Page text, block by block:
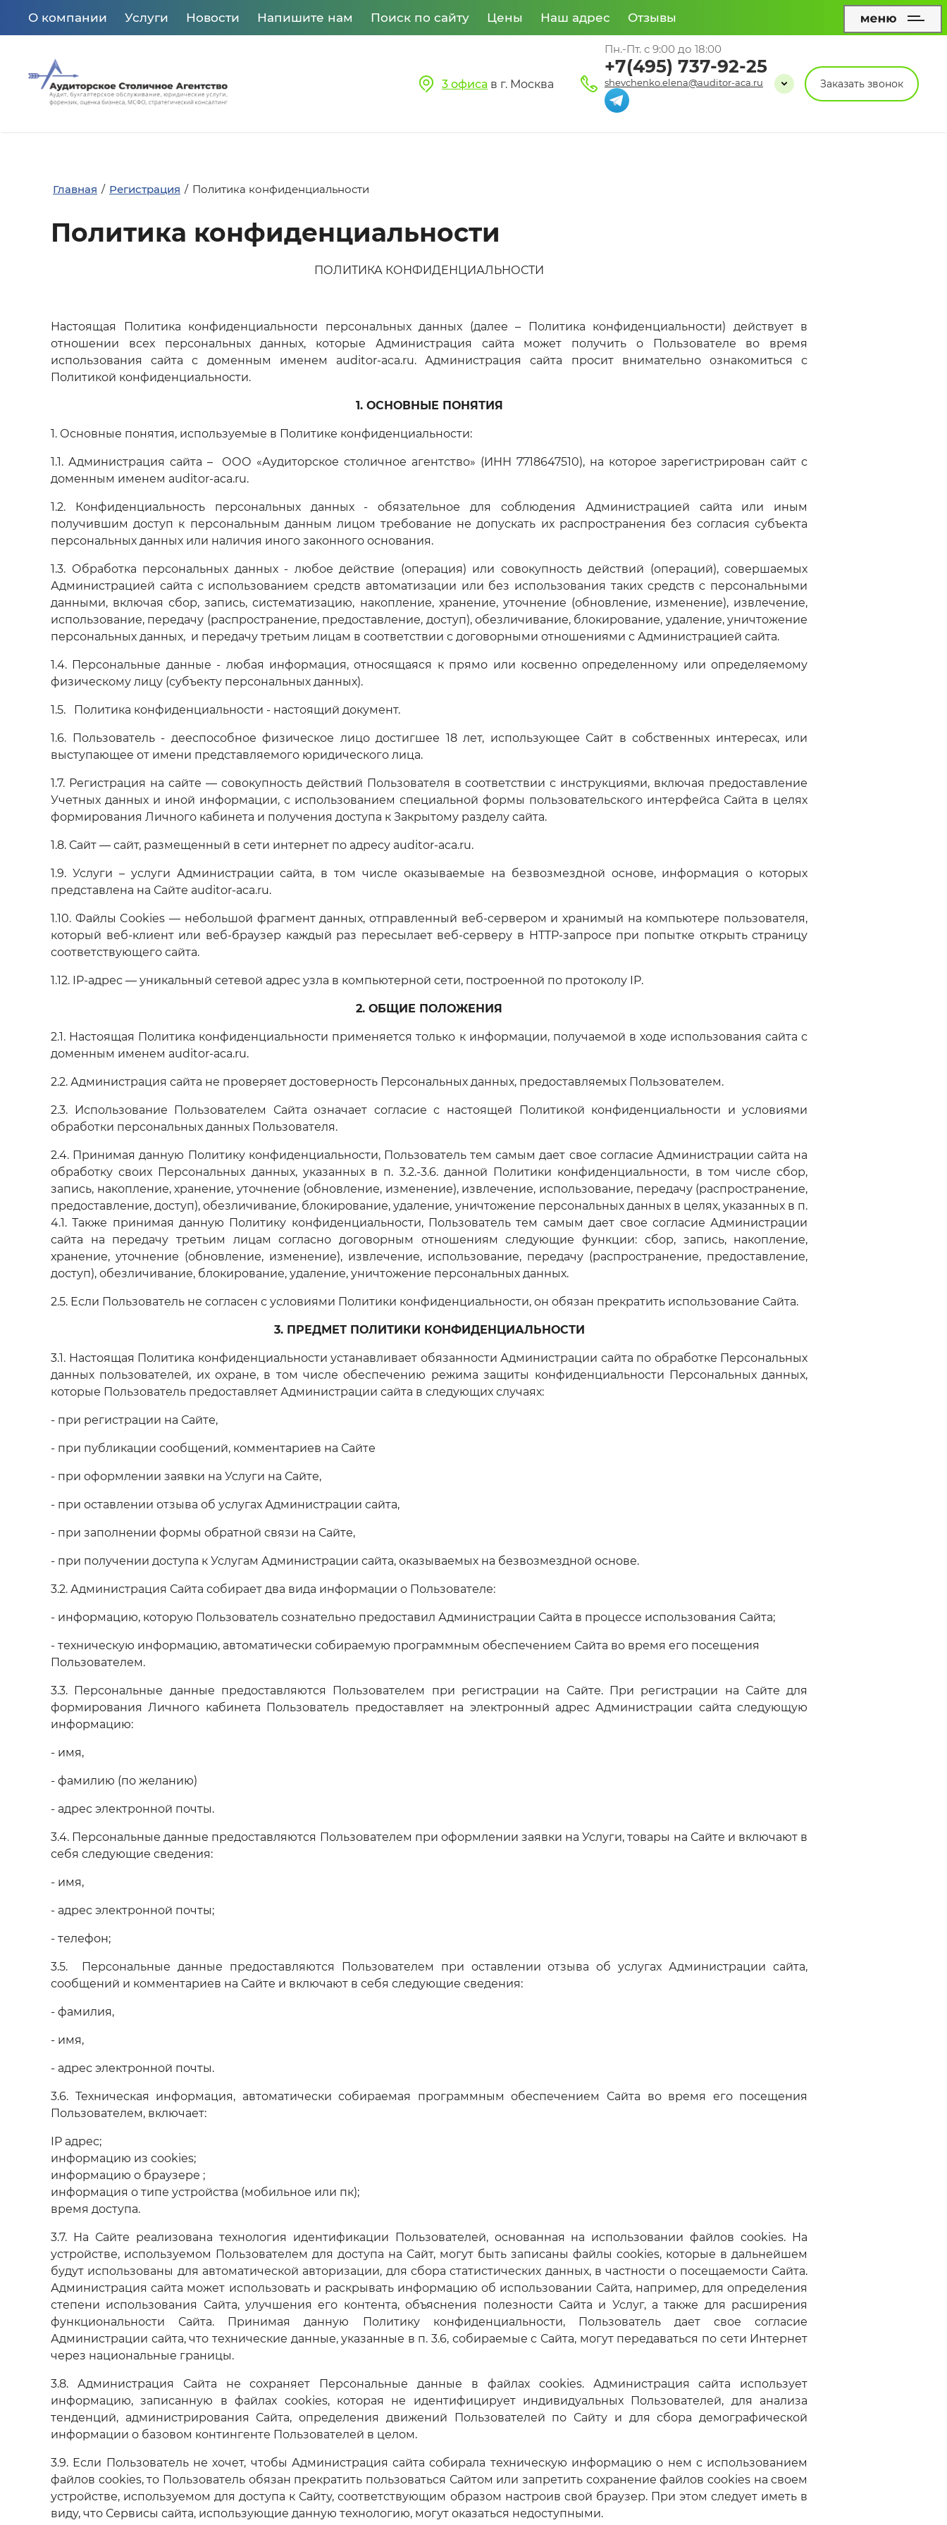
О компании Услуги Новости Напишите нам Поиск по сайту Цены Наш адрес Отзывы
3 офисав г. Москва
Пн.-Пт. с 9:00 до 18:00
+7(495) 737-92-25
shevchenko.elena@auditor-aca.ru Заказать звонок
Главная / Регистрация / Политика конфиденциальности
Политика конфиденциальности
ПОЛИТИКА КОНФИДЕНЦИАЛЬНОСТИ
Настоящая Политика конфиденциальности персональных данных (далее – Политика конфиденциальности) действует в
отношении всех персональных данных, которые Администрация сайта может получить о Пользователе во время
использования сайта с доменным именем auditor-aca.ru. Администрация сайта просит внимательно ознакомиться с
Политикой конфиденциальности.
1. ОСНОВНЫЕ ПОНЯТИЯ
1. Основные понятия, используемые в Политике конфиденциальности:
1.1. Администрация сайта – ООО «Аудиторское столичное агентство» (ИНН 7718647510), на которое зарегистрирован сайт с
доменным именем auditor-aca.ru.
1.2. Конфиденциальность персональных данных - обязательное для соблюдения Администрацией сайта или иным
получившим доступ к персональным данным лицом требование не допускать их распространения без согласия субъекта
персональных данных или наличия иного законного основания.
1.3. Обработка персональных данных - любое действие (операция) или совокупность действий (операций), совершаемых
Администрацией сайта с использованием средств автоматизации или без использования таких средств с персональными
данными, включая сбор, запись, систематизацию, накопление, хранение, уточнение (обновление, изменение), извлечение,
использование, передачу (распространение, предоставление, доступ), обезличивание, блокирование, удаление, уничтожение
персональных данных, и передачу третьим лицам в соответствии с договорными отношениями с Администрацией сайта.
1.4. Персональные данные - любая информация, относящаяся к прямо или косвенно определенному или определяемому
физическому лицу (субъекту персональных данных).
1.5. Политика конфиденциальности - настоящий документ.
1.6. Пользователь - дееспособное физическое лицо достигшее 18 лет, использующее Сайт в собственных интересах, или
выступающее от имени представляемого юридического лица.
1.7. Регистрация на сайте — совокупность действий Пользователя в соответствии с инструкциями, включая предоставление
Учетных данных и иной информации, с использованием специальной формы пользовательского интерфейса Сайта в целях
формирования Личного кабинета и получения доступа к Закрытому разделу сайта.
1.8. Сайт — сайт, размещенный в сети интернет по адресу auditor-aca.ru.
1.9. Услуги – услуги Администрации сайта, в том числе оказываемые на безвозмездной основе, информация о которых
представлена на Сайте auditor-aca.ru.
1.10. Файлы Cookies — небольшой фрагмент данных, отправленный веб-сервером и хранимый на компьютере пользователя,
который веб-клиент или веб-браузер каждый раз пересылает веб-серверу в HTTP-запросе при попытке открыть страницу
соответствующего сайта.
1.12. IP-адрес — уникальный сетевой адрес узла в компьютерной сети, построенной по протоколу IP.
2. ОБЩИЕ ПОЛОЖЕНИЯ
2.1. Настоящая Политика конфиденциальности применяется только к информации, получаемой в ходе использования сайта с
доменным именем auditor-aca.ru.
2.2. Администрация сайта не проверяет достоверность Персональных данных, предоставляемых Пользователем.
2.3. Использование Пользователем Сайта означает согласие с настоящей Политикой конфиденциальности и условиями
обработки персональных данных Пользователя.
2.4. Принимая данную Политику конфиденциальности, Пользователь тем самым дает свое согласие Администрации сайта на
обработку своих Персональных данных, указанных в п. 3.2.-3.6. данной Политики конфиденциальности, в том числе сбор,
запись, накопление, хранение, уточнение (обновление, изменение), извлечение, использование, передачу (распространение,
предоставление, доступ), обезличивание, блокирование, удаление, уничтожение персональных данных в целях, указанных в п.
4.1. Также принимая данную Политику конфиденциальности, Пользователь тем самым дает свое согласие Администрации
сайта на передачу третьим лицам согласно договорным отношениям следующие функции: сбор, запись, накопление,
хранение, уточнение (обновление, изменение), извлечение, использование, передачу (распространение, предоставление,
доступ), обезличивание, блокирование, удаление, уничтожение персональных данных.
2.5. Если Пользователь не согласен с условиями Политики конфиденциальности, он обязан прекратить использование Сайта.
3. ПРЕДМЕТ ПОЛИТИКИ КОНФИДЕНЦИАЛЬНОСТИ
3.1. Настоящая Политика конфиденциальности устанавливает обязанности Администрации сайта по обработке Персональных
данных пользователей, их охране, в том числе обеспечению режима защиты конфиденциальности Персональных данных,
которые Пользователь предоставляет Администрации сайта в следующих случаях:
- при регистрации на Сайте,
- при публикации сообщений, комментариев на Сайте
- при оформлении заявки на Услуги на Сайте,
- при оставлении отзыва об услугах Администрации сайта,
- при заполнении формы обратной связи на Сайте,
- при получении доступа к Услугам Администрации сайта, оказываемых на безвозмездной основе.
3.2. Администрация Сайта собирает два вида информации о Пользователе:
- информацию, которую Пользователь сознательно предоставил Администрации Сайта в процессе использования Сайта;
- техническую информацию, автоматически собираемую программным обеспечением Сайта во время его посещения
Пользователем.
3.3. Персональные данные предоставляются Пользователем при регистрации на Сайте. При регистрации на Сайте для
формирования Личного кабинета Пользователь предоставляет на электронный адрес Администрации сайта следующую
информацию:
- имя,
- фамилию (по желанию)
- адрес электронной почты.
3.4. Персональные данные предоставляются Пользователем при оформлении заявки на Услуги, товары на Сайте и включают в
себя следующие сведения:
- имя,
- адрес электронной почты;
- телефон;
3.5. Персональные данные предоставляются Пользователем при оставлении отзыва об услугах Администрации сайта,
сообщений и комментариев на Сайте и включают в себя следующие сведения:
- фамилия,
- имя,
- адрес электронной почты.
3.6. Техническая информация, автоматически собираемая программным обеспечением Сайта во время его посещения
Пользователем, включает:
IP адрес;
информацию из cookies;
информацию о браузере ;
информация о типе устройства (мобильное или пк);
время доступа.
3.7. На Сайте реализована технология идентификации Пользователей, основанная на использовании файлов cookies. На
устройстве, используемом Пользователем для доступа на Сайт, могут быть записаны файлы cookies, которые в дальнейшем
будут использованы для автоматической авторизации, для сбора статистических данных, в частности о посещаемости Сайта.
Администрация сайта может использовать и раскрывать информацию об использовании Сайта, например, для определения
степени использования Сайта, улучшения его контента, объяснения полезности Сайта и Услуг, а также для расширения
функциональности Сайта. Принимая данную Политику конфиденциальности, Пользователь дает свое согласие
Администрации сайта, что технические данные, указанные в п. 3.6, собираемые с Сайта, могут передаваться по сети Интернет
через национальные границы.
3.8. Администрация Сайта не сохраняет Персональные данные в файлах cookies. Администрация сайта использует
информацию, записанную в файлах cookies, которая не идентифицирует индивидуальных Пользователей, для анализа
тенденций, администрирования Сайта, определения движений Пользователей по Сайту и для сбора демографической
информации о базовом контингенте Пользователей в целом.
3.9. Если Пользователь не хочет, чтобы Администрация сайта собирала техническую информацию о нем с использованием
файлов cookies, то Пользователь обязан прекратить пользоваться Сайтом или запретить сохранение файлов cookies на своем
устройстве, используемом для доступа к Сайту, соответствующим образом настроив свой браузер. При этом следует иметь в
виду, что Сервисы сайта, использующие данную технологию, могут оказаться недоступными.